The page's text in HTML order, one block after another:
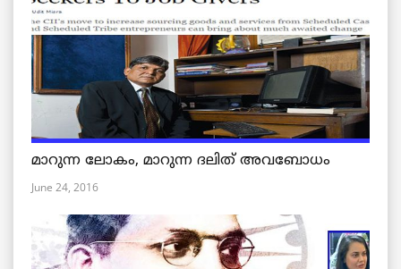
മാറുന്ന ലോകം, മാറുന്ന ദലിത് അവബോധം
June 24, 2016